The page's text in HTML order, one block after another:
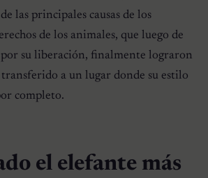
las principales causas de los
de los animales, que luego de
su liberación, finalmente lograron
transferido a un lugar donde su estilo
completo.
el elefante más